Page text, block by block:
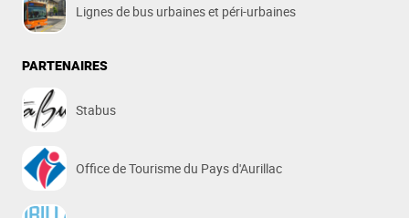
Lignes de bus urbaines et péri-urbaines
PARTENAIRES
Stabus
Office de Tourisme du Pays d'Aurillac